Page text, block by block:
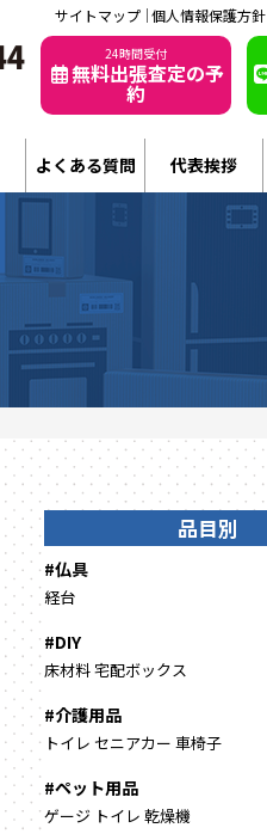
サイトマップ 個人情報保護方針
24時間受付
無料出張査定の予
約
よくある質問 代表挨拶
品目別
#仏具
経台
#DIY
床材料宅配ボックス
#介護用品
トイレ セニアカー 車椅子
#ペット用品
ゲージ トイレ 乾燥機